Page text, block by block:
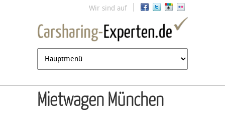
Jump to navigation
Wir sind auf
Mietwagen München